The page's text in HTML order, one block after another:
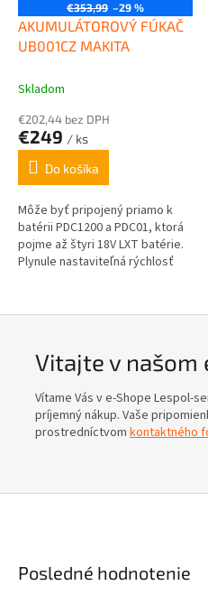
€353,99 –29 %
AKUMULÁTOROVÝ FÚKAČ
UB001CZ MAKITA
Skladom
€202,44 bez DPH
€249 / ks
Do košíka
Môže byť pripojený priamo k
batérii PDC1200 a PDC01, ktorá
pojme až štyri 18V LXT batérie.
Plynule nastaviteľná rýchlosť
Vitajte v našom
Vítame Vás v e-Shope Lespol-
príjemný nákup. Vaše
prostredníctvom kontaktného
Posledné hodnotenie